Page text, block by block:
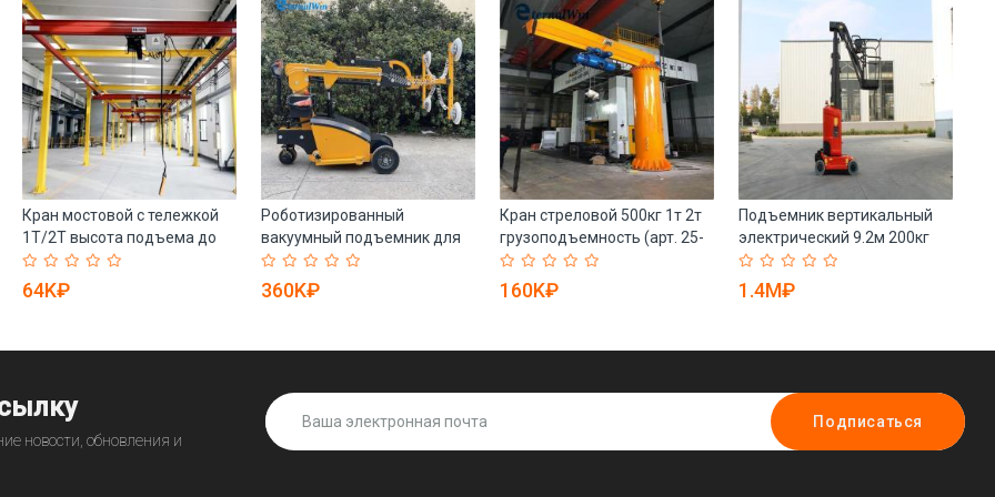
Кран мостовой с тележкой
1Т/2Т высота подъема до
25м (арт. 25-19081222)
64K₽
Роботизированный
вакуумный подъемник для
стекла 300-800кг (арт. 25-
19081208)
360K₽
Кран стреловой 500кг 1т 2т
грузоподъемность (арт. 25-
19081421)
160K₽
Подъемник вертикальный
электрический 9.2м 200кг
(арт. 25-19081361)
1.4M₽
новости, обновления и
Подписаться